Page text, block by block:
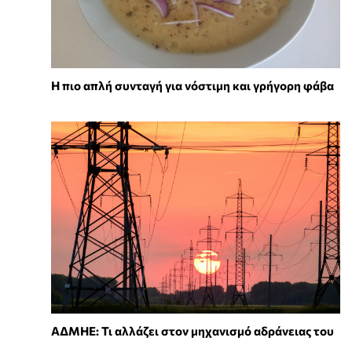
Η πιο απλή συνταγή για νόστιμη και γρήγορη φάβα
ΑΔΜΗΕ: Τι αλλάζει στον μηχανισμό αδράνειας του